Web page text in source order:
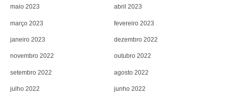
maio 2023 abril 2023
março 2023 fevereiro 2023
janeiro 2023 dezembro 2022
novembro 2022 outubro 2022
setembro 2022 agosto 2022
julho 2022 junho 2022